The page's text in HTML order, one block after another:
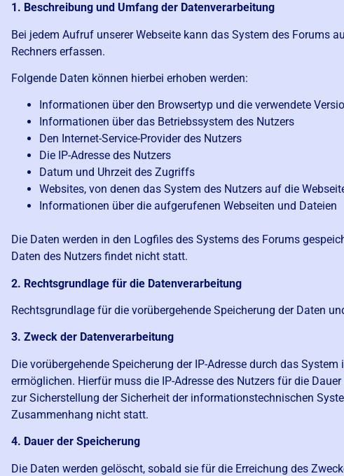
1. Beschreibung und Umfang der Datenverarbeitung
Bei jedem Aufruf unserer Webseite kann das System des Forums
Rechners erfassen.
Folgende Daten können hierbei erhoben werden:
Informationen über den Browsertyp und die verwendete
Informationen über das Betriebssystem des Nutzers
Den Internet-Service-Provider des Nutzers
Die IP-Adresse des Nutzers
Datum und Uhrzeit des Zugriffs
Websites, von denen das System des Nutzers auf die
Informationen über die aufgerufenen Webseiten und Dateien
Die Daten werden in den Logfiles des Systems des Forums
Daten des Nutzers findet nicht statt.
2. Rechtsgrundlage für die Datenverarbeitung
Rechtsgrundlage für die vorübergehende Speicherung der Daten
3. Zweck der Datenverarbeitung
Die vorübergehende Speicherung der IP-Adresse durch das
ermöglichen. Hierfür muss die IP-Adresse des Nutzers für die
zur Sicherstellung der Sicherheit der informationstechnischen
Zusammenhang nicht statt.
4. Dauer der Speicherung
Die Daten werden gelöscht, sobald sie für die Erreichung des